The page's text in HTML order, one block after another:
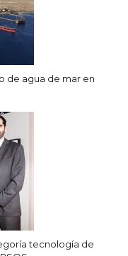
de agua de mar en
tecnología de